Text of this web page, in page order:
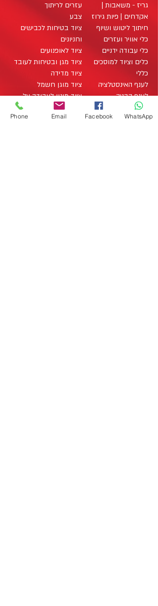
עזרים לריתוך
צבע
ציוד בטיחות לכבישים
וחניונים
ציוד לאופנועים
ציוד מגן ובטיחות לעובד
ציוד מדידה
ציוד מוגן חשמל
ציוד מיגון לעבודה על
רכבים היברידיים
ציוד מתכלה / מוצרים
גריז - משאבות |
אקדחים | פיות גירוז
חיתוך ליטוש ושיוף
כלי אוויר ועזרים
כלי עבודה ידניים
כלים וציוד למוסכים
כללי
לענף האינסטלציה
לענף הבניה
לענף החשמל
לענף העץ
Phone Email Facebook WhatsApp